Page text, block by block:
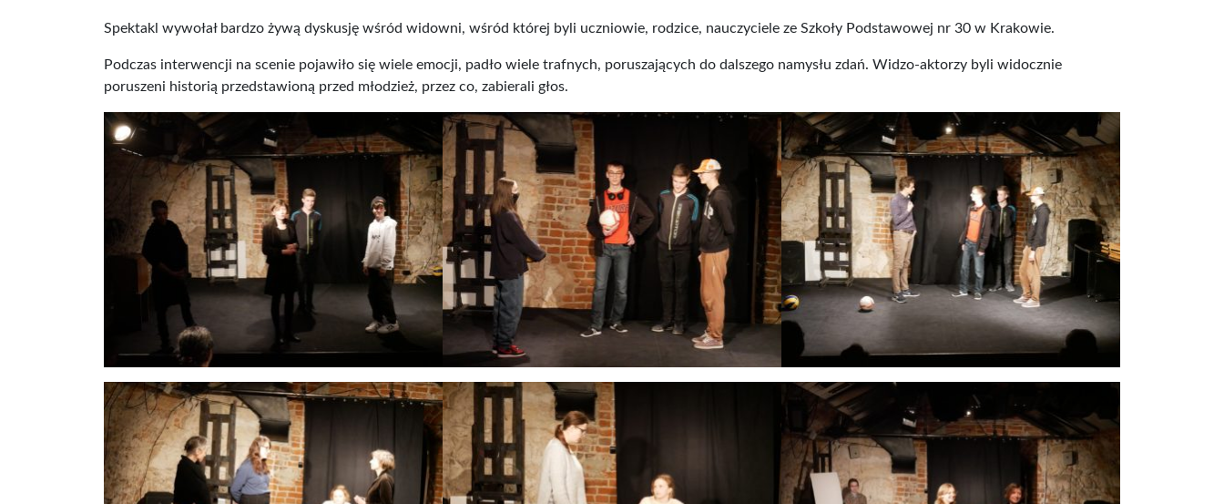
Spektakl wywołał bardzo żywą dyskusję wśród widowni, wśród której byli uczniowie, rodzice, nauczyciele ze Szkoły Podstawowej nr 30 w Krakowie.
Podczas interwencji na scenie pojawiło się wiele emocji, padło wiele trafnych, poruszających do dalszego namysłu zdań. Widzo-aktorzy byli widocznie
poruszeni historią przedstawioną przed młodzież, przez co, zabierali głos.